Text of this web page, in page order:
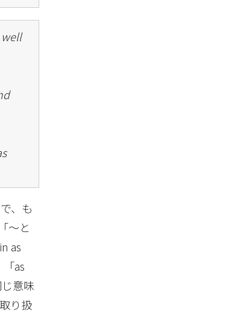
、も
～と
as
as
意味
り扱